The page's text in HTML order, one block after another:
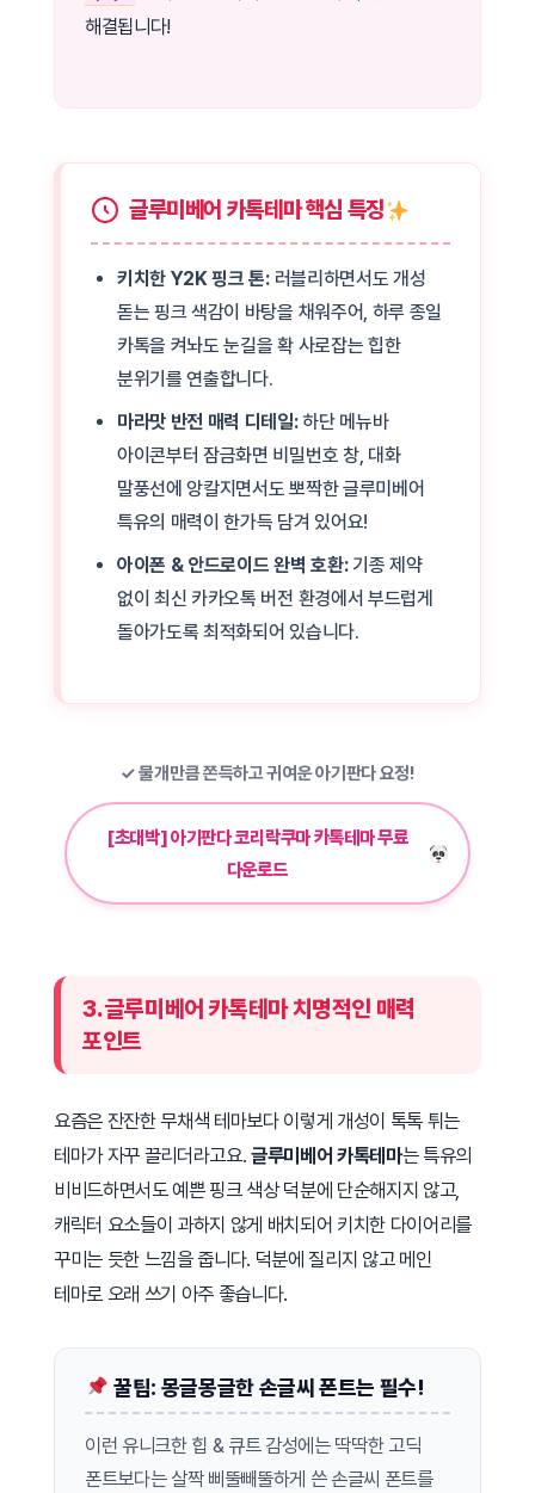
해결됩니다!
글루미베어 카톡테마 핵심 특징
키치한 Y2K 핑크 톤:러블리하면서도 개성
돋는 핑크 색감이 바탕을 채워주어, 하루 종일
카톡을 켜놔도 눈길을 확 사로잡는 힙한
분위기를 연출합니다.
마라맛 반전 매력 디테일:하단 메뉴바
아이콘부터 잠금화면 비밀번호 창, 대화
말풍선에 앙칼지면서도 뽀짝한 글루미베어
특유의 매력이 한가득 담겨 있어요!
아이폰 & 안드로이드 완벽 호환:기종 제약
없이 최신 카카오톡 버전 환경에서 부드럽게
돌아가도록 최적화되어 있습니다.
✓ 물개만큼 쫀득하고 귀여운 아기판다 요정!
[초대박] 아기판다 코리락쿠마 카톡테마 무료
다운로드
3. 글루미베어 카톡테마 치명적인 매력
포인트
요즘은 잔잔한 무채색 테마보다 이렇게 개성이 톡톡 튀는
테마가 자꾸 끌리더라고요.글루미베어 카톡테마는 특유의
비비드하면서도 예쁜 핑크 색상 덕분에 단순해지지 않고,
캐릭터 요소들이 과하지 않게 배치되어 키치한 다이어리를
꾸미는 듯한 느낌을 줍니다. 덕분에 질리지 않고 메인
테마로 오래 쓰기 아주 좋습니다.
꿀팁: 몽글몽글한 손글씨 폰트는 필수!
이런 유니크한 힙 & 큐트 감성에는 딱딱한 고딕
폰트보다는 살짝 삐뚤빼뚤하게 쓴 손글씨 폰트를